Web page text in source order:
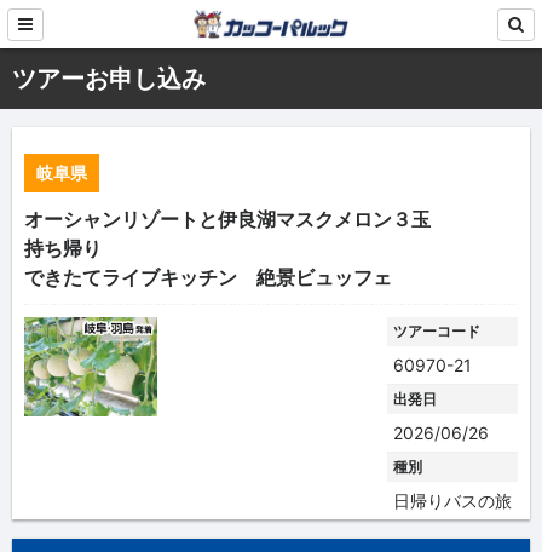
ツアーお申し込み
岐阜県
オーシャンリゾートと伊良湖マスクメロン３玉
持ち帰り
できたてライブキッチン 絶景ビュッフェ
ツアーコード
60970-21
出発日
2026/06/26
種別
日帰りバスの旅